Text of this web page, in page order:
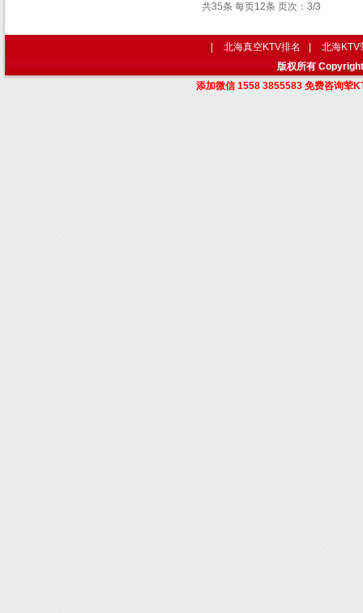
共35条 每页12条 页次：3/3
北海真空KTV排名
北海KTV
版权所有
添加微信 1558 3855583 免费咨询荤